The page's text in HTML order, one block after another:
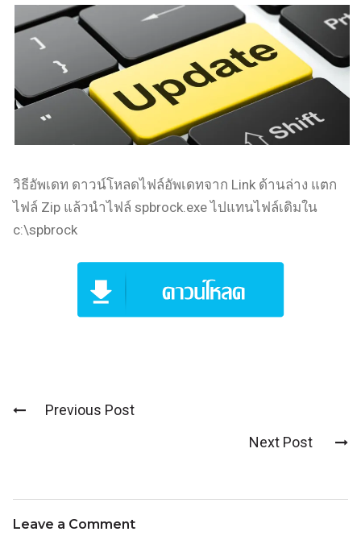
วิธีอัพเดท ดาวน์โหลดไฟล์อัพเดทจาก Link ด้านล่าง แตก
ไฟล์ Zip แล้วนำไฟล์ spbrock.exe ไปแทนไฟล์เดิมใน
c:\spbrock
Post
Previous Post
Next Post
Leave a Comment